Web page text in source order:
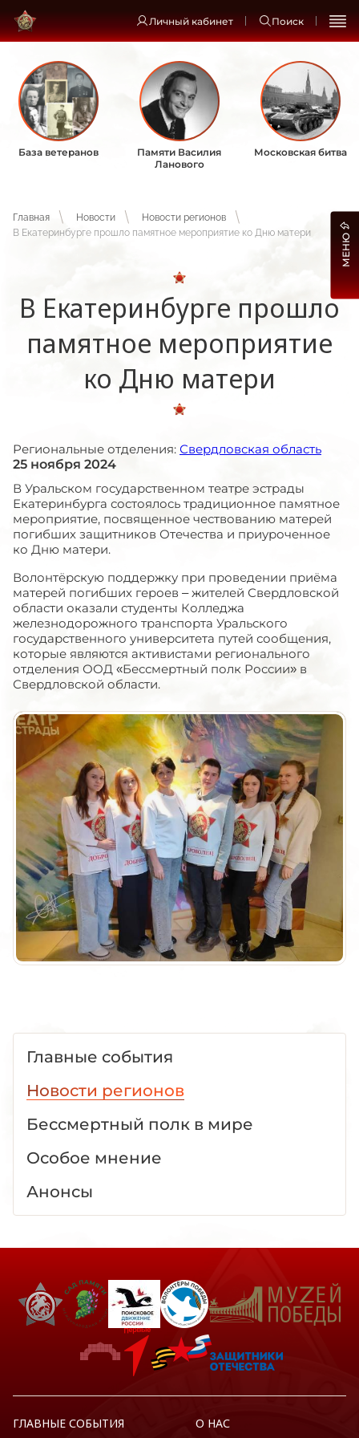
Личный кабинет Поиск
База ветеранов
Памяти Василия
Ланового
Московская битва
Главная Новости
Новости регионов
В Екатеринбурге прошло памятное мероприятие ко Дню матери
В Екатеринбурге прошло
памятное мероприятие
ко Дню матери
Региональные отделения: Свердловская область
25 ноября 2024
В Уральском государственном театре эстрады
Екатеринбурга состоялось традиционное памятное
мероприятие, посвященное чествованию матерей
погибших защитников Отечества и приуроченное
ко Дню матери.
Волонтёрскую поддержку при проведении приёма
матерей погибших героев – жителей Свердловской
области оказали студенты Колледжа
железнодорожного транспорта Уральского
государственного университета путей сообщения,
которые являются активистами регионального
отделения ООД «Бессмертный полк России» в
Свердловской области.
Главные события
Новости регионов
Бессмертный полк в мире
Особое мнение
Анонсы
МЕНЮ
ГЛАВНЫЕ СОБЫТИЯ О НАС